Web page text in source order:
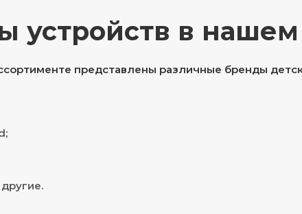
устройств в
представлены различные бренды